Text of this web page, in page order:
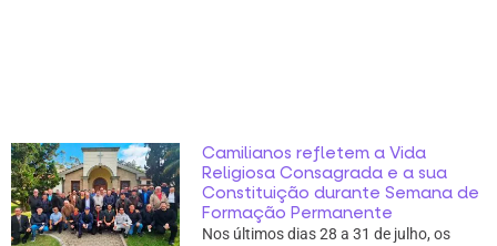
Camilianos refletem a Vida
Religiosa Consagrada e a sua
Constituição durante Semana de
Formação Permanente
Nos últimos dias 28 a 31 de julho, os